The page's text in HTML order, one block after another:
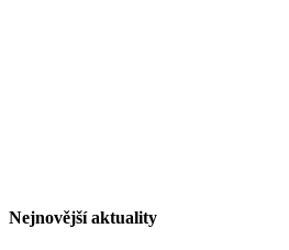
Nejnovější aktuality